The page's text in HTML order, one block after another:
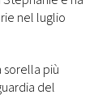
nel luglio
sorella più
del